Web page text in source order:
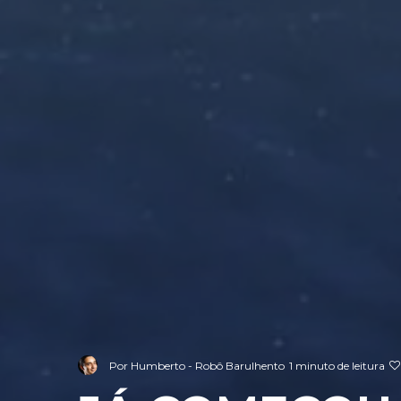
Por Humberto - Robô Barulhento 1 minuto de leitura